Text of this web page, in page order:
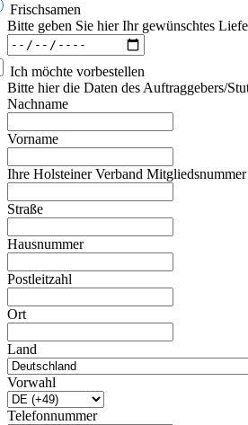
Frischsamen
Bitte geben Sie hier Ihr gewünschtes
Ich möchte vorbestellen
Bitte hier die Daten des Auftraggebers/
Nachname
Vorname
Ihre Holsteiner Verband Mitgliedsnummer
Straße
Hausnummer
Postleitzahl
Ort
Land
Vorwahl
Telefonnummer